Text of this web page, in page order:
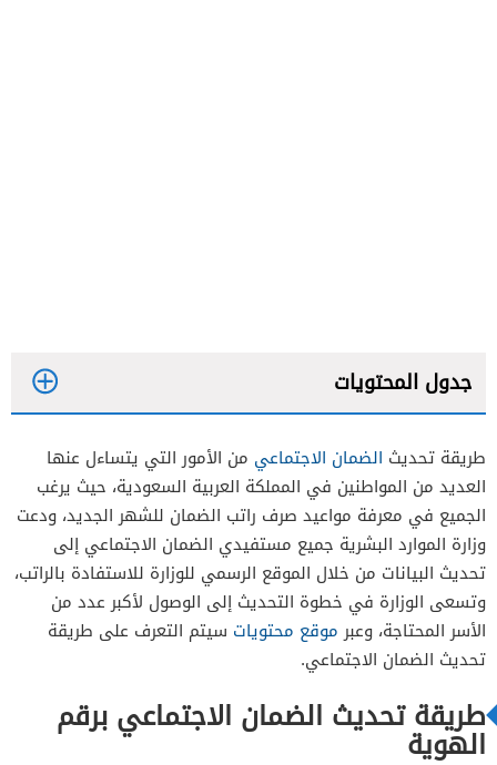
جدول المحتويات
طريقة تحديث الضمان الاجتماعي من الأمور التي يتساءل عنها
العديد من المواطنين في المملكة العربية السعودية، حيث يرغب
الجميع في معرفة مواعيد صرف راتب الضمان للشهر الجديد، ودعت
وزارة الموارد البشرية جميع مستفيدي الضمان الاجتماعي إلى
تحديث البيانات من خلال الموقع الرسمي للوزارة للاستفادة بالراتب،
وتسعى الوزارة في خطوة التحديث إلى الوصول لأكبر عدد من
الأسر المحتاجة، وعبرموقع محتويات سيتم التعرف على طريقة
تحديث الضمان الاجتماعي.
طريقة تحديث الضمان الاجتماعي برقم
الهوية